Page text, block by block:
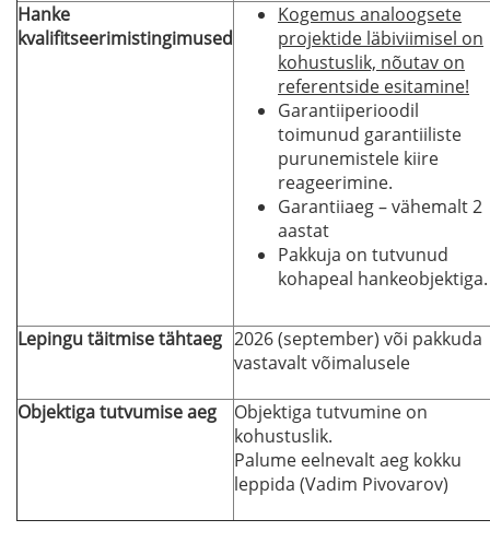
Hanke
kvalifitseerimistingimused
Kogemus analoogsete
projektide läbiviimisel on
kohustuslik, nõutav on
referentside esitamine!
Garantiiperioodil
toimunud garantiiliste
purunemistele kiire
reageerimine.
Garantiiaeg – vähemalt 2
aastat
Pakkuja on tutvunud
kohapeal hankeobjektiga.
Lepingu täitmise tähtaeg 2026 (september) või pakkuda
vastavalt võimalusele
Objektiga tutvumise aeg
Objektiga tutvumine on
kohustuslik.
Palume eelnevalt aeg kokku
leppida (Vadim Pivovarov)